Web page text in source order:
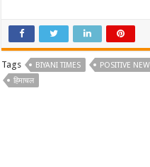
Tags BIYANI TIMES POSITIVE
हिमाचल